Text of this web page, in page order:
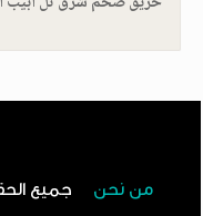
من نحن جميع